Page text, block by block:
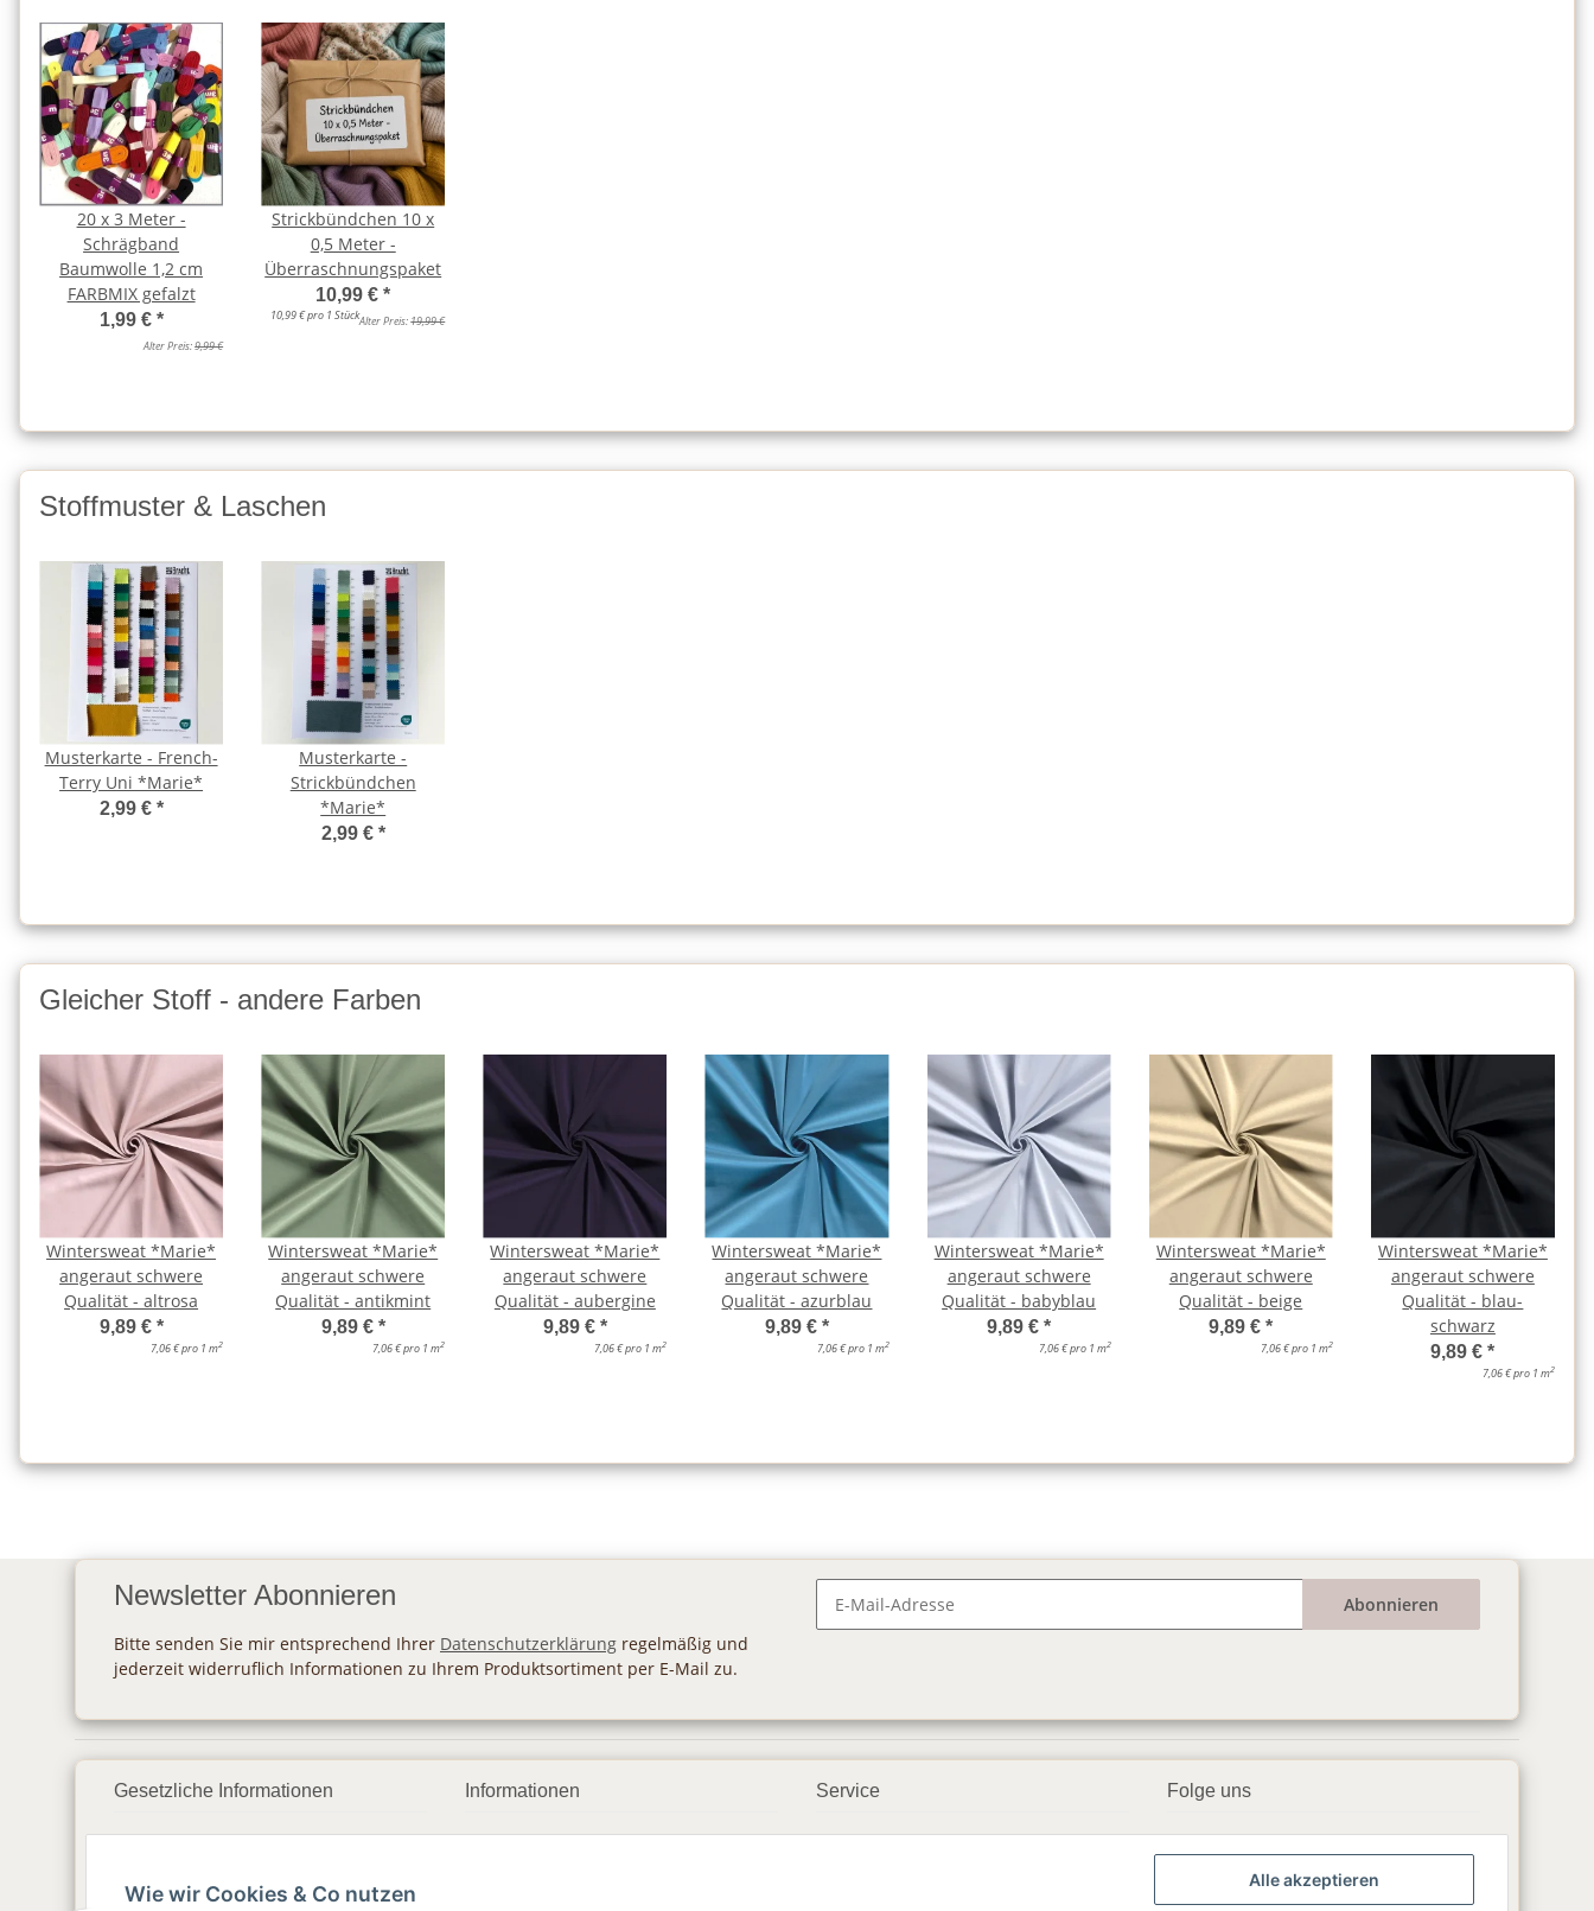
20 x 3 Meter -
Schrägband
Baumwolle 1,2 cm
FARBMIX gefalzt
1,99 € *
Alter Preis:9,99 €
Strickbündchen 10 x
0,5 Meter -
Überraschnungspaket
10,99 €*
10,99 € pro 1 StückAlter Preis:19,99 €
Stoffmuster & Laschen
Musterkarte - French-
Terry Uni *Marie*
2,99 € *
Musterkarte -
Strickbündchen
*Marie*
2,99 € *
Gleicher Stoff - andere Farben
Wintersweat *Marie*
angeraut schwere
Qualität - altrosa
9,89 € *
7,06 € pro 1 m2
Wintersweat *Marie*
angeraut schwere
Qualität - antikmint
9,89 € *
7,06 € pro 1 m2
Wintersweat *Marie*
angeraut schwere
Qualität - aubergine
9,89 € *
7,06 € pro 1 m2
Wintersweat *Marie*
angeraut schwere
Qualität - azurblau
9,89 € *
7,06 € pro 1 m2
Wintersweat *Marie*
angeraut schwere
Qualität - babyblau
9,89 €*
7,06 € pro 1 m2
Wintersweat *Marie*
angeraut schwere
Qualität - beige
9,89 €*
7,06 € pro 1 m2
Wintersweat *Marie*
angeraut schwere
Qualität - blau-
schwarz
9,89 €*
7,06 € pro 1 m2
Newsletter Abonnieren
Bitte senden Sie mir entsprechend Ihrer Datenschutzerklärung regelmäßig und
jederzeit widerruflich Informationen zu Ihrem Produktsortiment per E-Mail zu.
Abonnieren
Gesetzliche Informationen
AGB
Informationen Service Folge uns
▶️ YouTube
Wie wir Cookies & Co nutzen
Alle akzeptieren